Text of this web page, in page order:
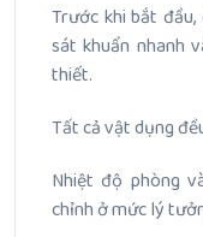
Trước khi bắt
sát khuẩn nhanh
thiết.
Tất cả vật dụng
Nhiệt độ phòng
chỉnh ở mức lý